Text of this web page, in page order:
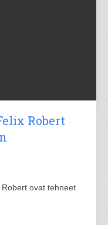
Robert
ovat tehneet